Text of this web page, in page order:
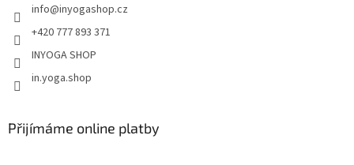
info@inyogashop.cz
+420 777 893 371
INYOGA SHOP
in.yoga.shop
Přijímáme online platby